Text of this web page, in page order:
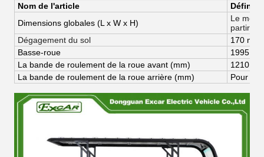
Nom de l'article
Dimensions globales (L x W x H)
Le
partir de
Dégagement du sol
170 mm
Basse-roue
1995
La bande de roulement de la roue avant (mm)
1210
La bande de roulement de la roue arrière (mm)
Pour les